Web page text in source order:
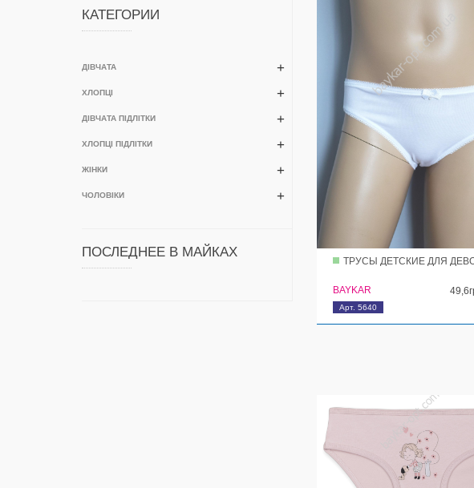
КАТЕГОРИИ
ДІВЧАТА
ХЛОПЦІ
ДІВЧАТА ПІДЛІТКИ
ХЛОПЦІ ПІДЛІТКИ
ЖІНКИ
ЧОЛОВІКИ
ПОСЛЕДНЕЕ В МАЙКАХ
Арт. 5640
ТРУСЫ ДЕТСКИЕ ДЛЯ
BAYKAR